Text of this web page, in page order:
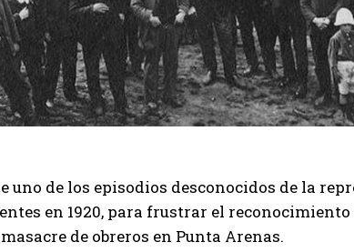
uno de los episodios desconocidos de la
en 1920, para frustrar el
de obreros en Punta Arenas.